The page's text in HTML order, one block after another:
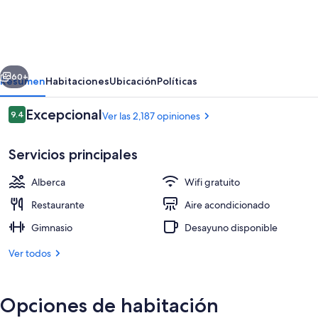
Alberca techada
Siguiente
60+
ResumenHabitacionesUbicaciónPolíticas
Opiniones
9.49.4 de 10,
ExcepcionalVer las 2,187 opiniones
Servicios principales
Alberca
Wifi gratuito
Restaurante
Aire acondicionado
Gimnasio
Desayuno disponible
Ver todos
Opciones de habitación